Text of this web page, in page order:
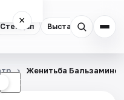
Стендап Выставки
×
☾
Женитьба